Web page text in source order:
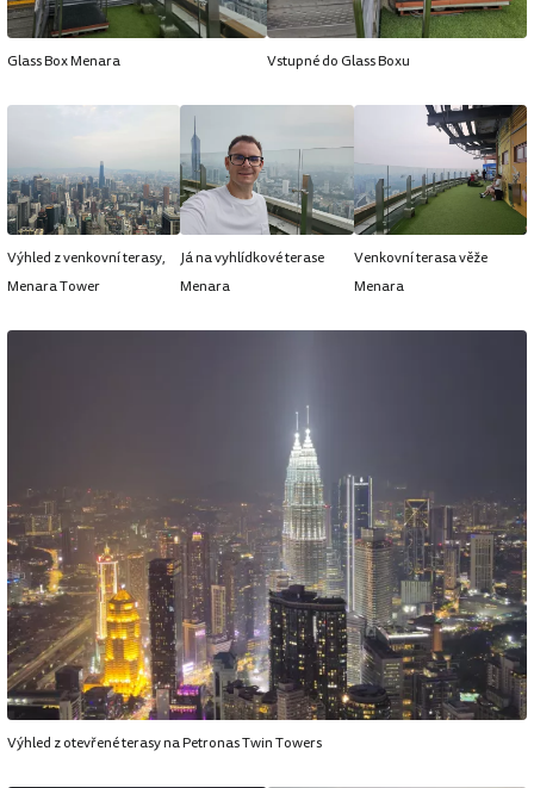
Glass Box Menara Vstupné do Glass Boxu
Výhled z venkovní terasy,
Menara Tower
Já na vyhlídkové terase
Menara
Venkovní terasa věže
Menara
Výhled z otevřené terasy na Petronas Twin Towers